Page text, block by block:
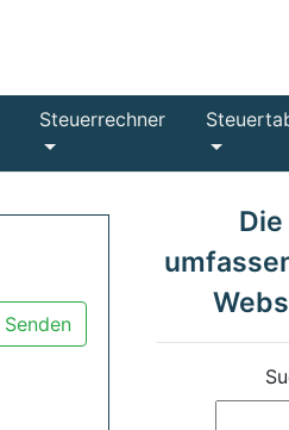
Steuerrechner
Senden